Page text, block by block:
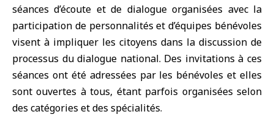
séances d’écoute et de dialogue organisées avec la
participation de personnalités et d’équipes bénévoles
visent à impliquer les citoyens dans la discussion de
processus du dialogue national. Des invitations à ces
séances ont été adressées par les bénévoles et elles
sont ouvertes à tous, étant parfois organisées selon
des catégories et des spécialités.